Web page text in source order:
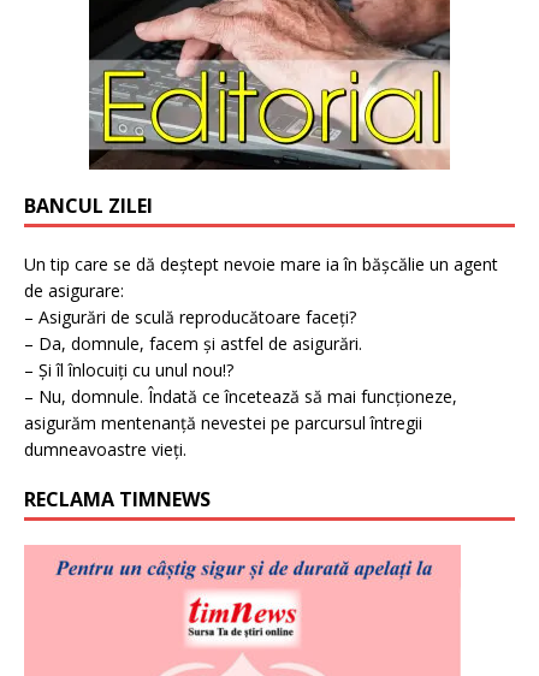
BANCUL ZILEI
Un tip care se dă deștept nevoie mare ia în bășcălie un agent
de asigurare:
– Asigurări de sculă reproducătoare faceți?
– Da, domnule, facem și astfel de asigurări.
– Și îl înlocuiți cu unul nou!?
– Nu, domnule. Îndată ce încetează să mai funcționeze,
asigurăm mentenanță nevestei pe parcursul întregii
dumneavoastre vieți.
RECLAMA TIMNEWS